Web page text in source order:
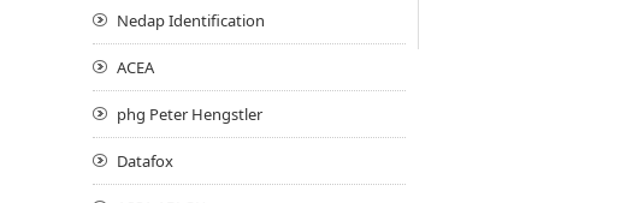
Nedap Identification
ACEA
phg Peter Hengstler
Datafox